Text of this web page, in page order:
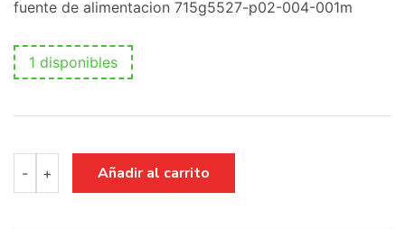
fuente de alimentacion 715g5527-p02-004-001m
1 disponibles
-
de
alimentacion
+ Añadir al carrito